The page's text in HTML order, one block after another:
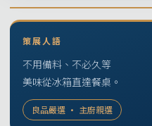
策展人語
不用備料、不必久等
美味從冰箱直達餐桌。
良品嚴選 · 主廚親選